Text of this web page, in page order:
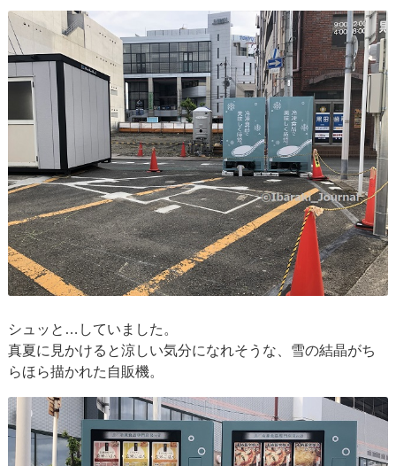
シュッと…していました。
真夏に見かけると涼しい気分になれそうな、雪の結晶がち
らほら描かれた自販機。